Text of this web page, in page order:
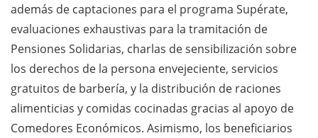
además de captaciones para el programa Supérate,
evaluaciones exhaustivas para la tramitación de
Pensiones Solidarias, charlas de sensibilización sobre
los derechos de la persona envejeciente, servicios
gratuitos de barbería, y la distribución de raciones
alimenticias y comidas cocinadas gracias al apoyo de
Comedores Económicos. Asimismo, los beneficiarios